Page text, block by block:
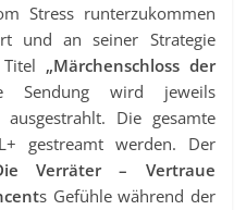
Stress runterzukommen
und an seiner Strategie
„Märchenschloss der
Sendung wird jeweils
Die gesamte
gestreamt werden. Der
Verräter – Vertraue
s Gefühle während der